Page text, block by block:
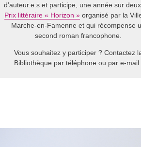
d’auteur.e.s et participe, une année sur
Prix littéraire « Horizon » organisé par la
Marche-en-Famenne et qui récompense
second roman francophone.
Vous souhaitez y participer ? Contactez
Bibliothèque par téléphone ou par e-mail